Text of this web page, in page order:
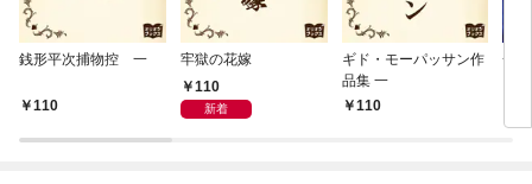
銭形平次捕物控 一
110
牢獄の花嫁
110
新着
ギド・モーパッサン作
品集 一
110
一